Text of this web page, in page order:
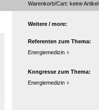
Warenkorb/Cart: keineArtikel
Weitere / more:
Referenten zum Thema:
Energiemedizin
Kongresse zum Thema:
Energiemedizin